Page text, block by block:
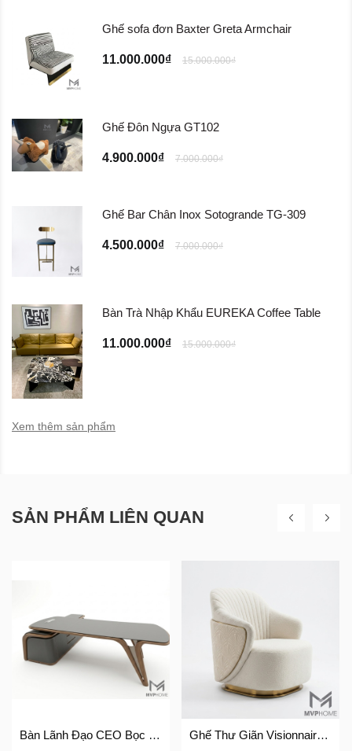
Ghế sofa đơn Baxter Greta Armchair
11.000.000₫ 15.000.000₫
Ghế Đôn Ngựa GT102
4.900.000₫ 7.000.000₫
Ghế Bar Chân Inox Sotogrande TG-309
4.500.000₫ 7.000.000₫
Bàn Trà Nhập Khẩu EUREKA Coffee Table
11.000.000₫ 15.000.000₫
Xem thêm sản phẩm
SẢN PHẨM LIÊN QUAN
Bàn Lãnh Đạo CEO Bọc Da Cao Cấp BLĐ-01
Ghế Thư Giãn Visionnaire Adele Armchair SFD11